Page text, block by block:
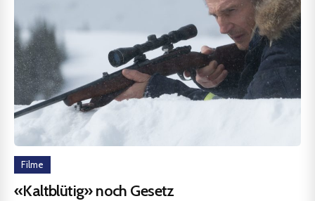
Filme
«Kaltblütig» noch Gesetz